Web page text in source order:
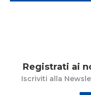
Registrati ai
Iscriviti alla